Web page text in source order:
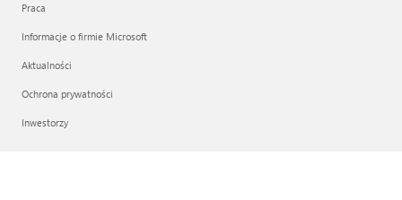
Praca
Informacje o firmie Microsoft
Aktualności
Ochrona prywatności
Inwestorzy